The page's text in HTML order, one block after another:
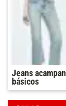
Jeans
básicos